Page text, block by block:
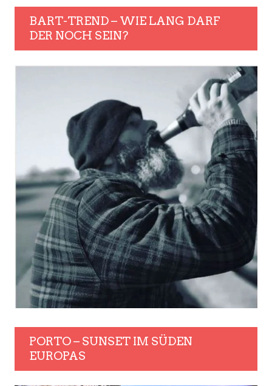
BART-TREND – WIE LANG DARF
DER NOCH SEIN?
PORTO – SUNSET IM SÜDEN
EUROPAS